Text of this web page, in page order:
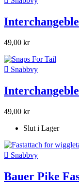
49,00 kr
 Snabbvy
49,00 kr
Slut i Lager
 Snabbvy
Bauer Pike